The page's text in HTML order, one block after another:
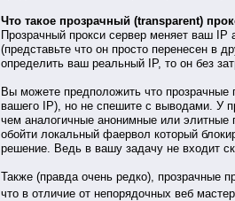
Что такое прозрачный (transparent)
Прозрачный прокси сервер меняет ваш
(представьте что он просто перенесен в
определить ваш реальный IP, то он без
Вы можете предположить что прозрачные
вашего IP), но не спешите с выводами. У
чем аналогичные анонимные или элитные
обойти локальный фаервол который
решение. Ведь в вашу задачу не входит
Также (правда очень редко), прозрачные
что в отличие от непорядочных веб